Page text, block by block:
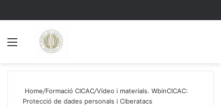
Home/Formació CICAC/Vídeo i materials. WbinCICAC:
Protecció de dades personals i Ciberatacs